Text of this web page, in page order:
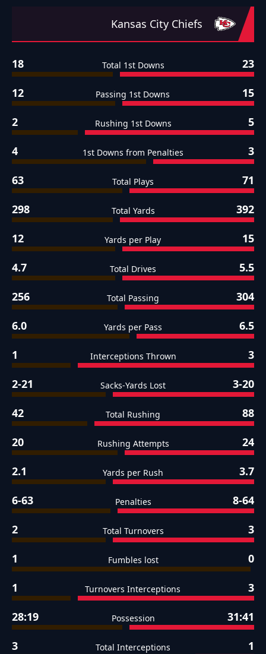
Kansas City Chiefs
18 Total 1st Downs 23
12 Passing 1st Downs 15
2 Rushing 1st Downs 5
4 1st Downs from Penalties 3
63 Total Plays 71
298 Total Yards 392
12 Yards per Play 15
4.7 Total Drives 5.5
256 Total Passing 304
6.0 Yards per Pass 6.5
1 Interceptions Thrown 3
2-21 Sacks-Yards Lost 3-20
42 Total Rushing 88
20 Rushing Attempts 24
2.1 Yards per Rush 3.7
6-63 Penalties 8-64
2 Total Turnovers 3
1 Fumbles lost 0
1 Turnovers Interceptions 3
28:19 Possession 31:41
3 Total Interceptions 1